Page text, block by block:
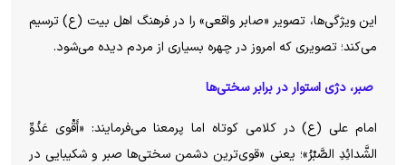
این ویژگی‌ها، تصویر «صابر واقعی» را در فرهنگ اهل بیت (ع) ترسیم
می‌کند؛ تصویری که امروز در چهره بسیاری از مردم دیده می‌شود.
صبر، دژی استوار در برابر سختی‌ها
امام علی (ع) در کلامی کوتاه اما پرمعنا می‌فرمایند: «أَقْوی عَدُوِّ
الشَّدائِدِ الصَّبْرُ»؛ یعنی «قوی‌ترین دشمن سختی‌ها صبر و شکیبایی در